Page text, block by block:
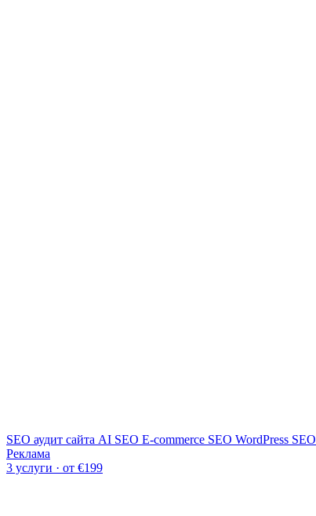
SEO аудит сайта AI SEO E-commerce SEO WordPress SEO
Реклама
3 услуги · от €199